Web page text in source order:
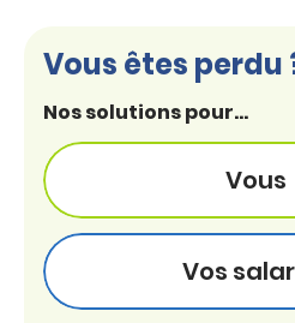
Vous êtes perdu
Nos solutions pour...
Vous
Vos